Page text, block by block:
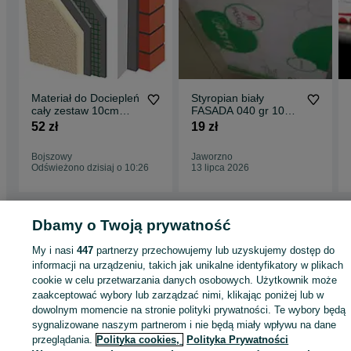
Hurtownia czynna:
Od Poniedziałku do Piątku w godzinach 7.00 - 16.00
Sobota od 7.30 do 13.00
Zapraszamy do kontaktu mamy dwudziestoletnie doświadczenie w
dociepleniach.
Materiał do Dociepleń
cały zestaw 10cm
Czyste Powietrze
Styropian
52 zł
Bojszowy
Odświeżono dzisiaj o 10:26
Styropian biały
FASADA 040 gr 10
cm
19 zł
Jaworzno
13 lipca 2026
Styropian - Śląskie
Styropian - Lędziny Styropian - Blich
KATEGORIA
ID:408792107 Wyświetlenia:
Dbamy o Twoją prywatność
My i nasi447 partnerzy przechowujemy lub uzyskujemy dostęp do
informacji na urządzeniu, takich jak unikalne identyfikatory w plikach
cookie w celu przetwarzania danych osobowych. Użytkownik może
zaakceptować wybory lub zarządzać nimi, klikając poniżej lub w
dowolnym momencie na stronie polityki prywatności. Te wybory będą
sygnalizowane naszym partnerom i nie będą miały wpływu na dane
przeglądania. Polityka cookies, Polityka Prywatności